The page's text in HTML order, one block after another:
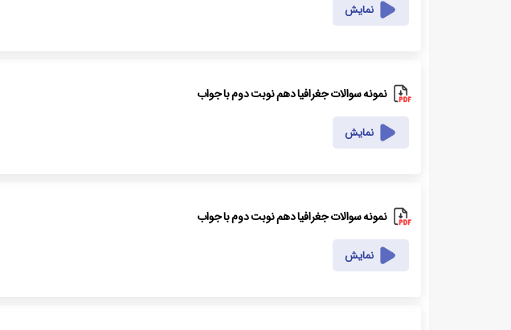
نمایش
نمونه سوالات جغرافیا دهم نوبت دوم با جواب
نمایش
نمونه سوالات جغرافیا دهم نوبت دوم با جواب
نمایش